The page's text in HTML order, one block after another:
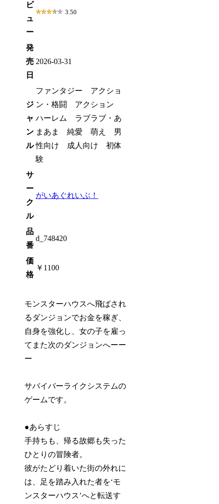
ビ
ュ
ー
3.50
発
売
日
2026-03-31
ジ
ャ
ン
ル
ファンタジー アクショ
ン・格闘 アクション
ハーレム ラブラブ・あ
まあま 純愛 萌え 男
性向け 成人向け 初体
験
サ
ー
ク
ル
がいあぐれいぶ！
品
番
d_748420
価
格
￥1100
モンスターハウスへ飛ばされ
るダンジョンでお金を稼ぎ、
自身を強化し、女の子を雇っ
てまた次のダンジョンへーー
ー
サバイバーライクシステムの
ゲームです。
●あらすじ
手持ちも、帰る故郷も失った
ひとりの冒険者。
彼がたどり着いた街の外れに
は、足を踏み入れた者を‘モ
ンスターハウス’へと転送す